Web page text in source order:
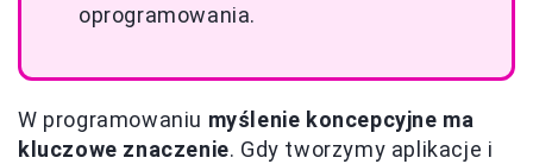
oprogramowania.
W programowaniu myślenie koncepcyjne ma
kluczowe znaczenie. Gdy tworzymy aplikacje i